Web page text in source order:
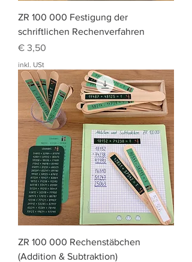
ZR 100 000 Festigung der
schriftlichen Rechenverfahren
Preis
€ 3,50
inkl. USt
ZR 100 000 Rechenstäbchen
(Addition & Subtraktion)